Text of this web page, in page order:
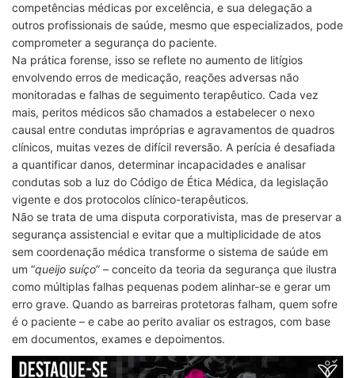
competências médicas por excelência, e sua delegação a
outros profissionais de saúde, mesmo que especializados, pode
comprometer a segurança do paciente.
Na prática forense, isso se reflete no aumento de litígios
envolvendo erros de medicação, reações adversas não
monitoradas e falhas de seguimento terapêutico. Cada vez
mais, peritos médicos são chamados a estabelecer o nexo
causal entre condutas impróprias e agravamentos de quadros
clínicos, muitas vezes de difícil reversão. A perícia é desafiada
a quantificar danos, determinar incapacidades e analisar
condutas sob a luz do Código de Ética Médica, da legislação
vigente e dos protocolos clínico-terapêuticos.
Não se trata de uma disputa corporativista, mas de preservar a
segurança assistencial e evitar que a multiplicidade de atos
sem coordenação médica transforme o sistema de saúde em
um “queijo suíço” – conceito da teoria da segurança que ilustra
como múltiplas falhas pequenas podem alinhar-se e gerar um
erro grave. Quando as barreiras protetoras falham, quem sofre
é o paciente – e cabe ao perito avaliar os estragos, com base
em documentos, exames e depoimentos.